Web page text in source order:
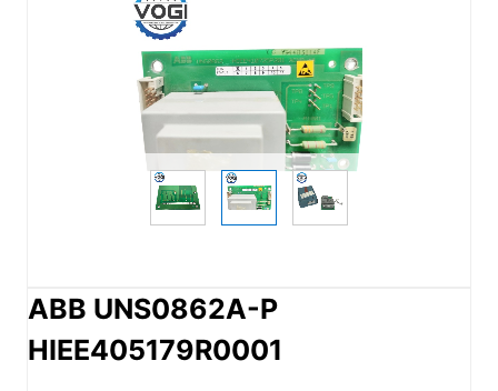
ABB UNS0862A-P
HIEE405179R0001